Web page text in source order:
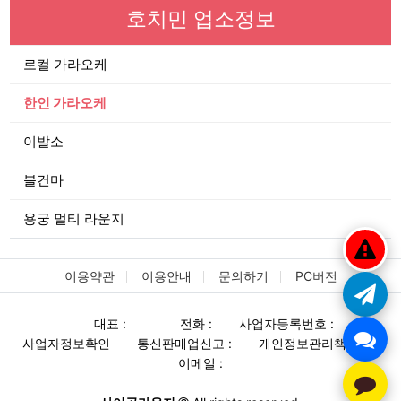
호치민 업소정보
로컬 가라오케
한인 가라오케
이발소
불건마
용궁 멀티 라운지
이용약관 이용안내 문의하기 PC버전
대표 : 전화 :
사업자등록번호 :
사업자정보확인
통신판매업신고 :
개인정보관리책임자 :
이메일 :